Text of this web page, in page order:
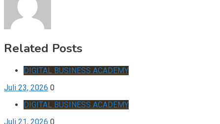
Related Posts
DIGITAL BUSINESS ACADEMY
Juli 23, 2026 0
DIGITAL BUSINESS ACADEMY
Juli 21, 2026 0